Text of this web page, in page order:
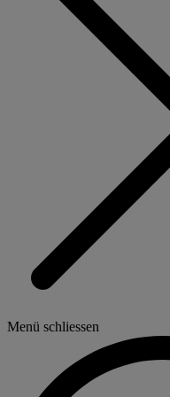
Menü schliessen